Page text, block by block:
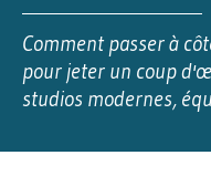
Comment passer à
pour jeter un coup
studios modernes,